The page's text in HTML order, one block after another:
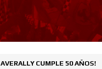
AVERALLY CUMPLE 50 AÑOS!